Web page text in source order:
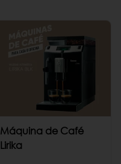
Máquina de Café
Lirika